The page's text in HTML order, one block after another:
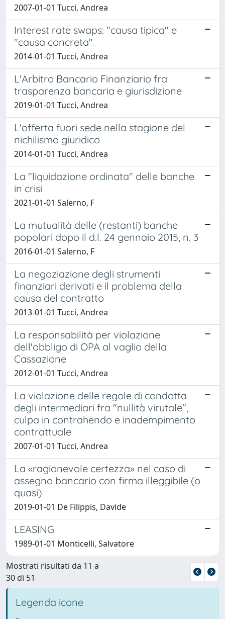
2007-01-01 Tucci, Andrea
Interest rate swaps: "causa tipica" e
"causa concreta"
2014-01-01 Tucci, Andrea
L'Arbitro Bancario Finanziario fra
trasparenza bancaria e giurisdizione
2019-01-01 Tucci, Andrea
L'offerta fuori sede nella stagione del
nichilismo giuridico
2014-01-01 Tucci, Andrea
La "liquidazione ordinata" delle banche
in crisi
2021-01-01 Salerno, F
La mutualità delle (restanti) banche
popolari dopo il d.l. 24 gennaio 2015, n. 3
2016-01-01 Salerno, F
La negoziazione degli strumenti
finanziari derivati e il problema della
causa del contratto
2013-01-01 Tucci, Andrea
La responsabilità per violazione
dell'obbligo di OPA al vaglio della
Cassazione
2012-01-01 Tucci, Andrea
La violazione delle regole di condotta
degli intermediari fra "nullità virutale",
culpa in contrahendo e inadempimento
contrattuale
2007-01-01 Tucci, Andrea
La «ragionevole certezza» nel caso di
assegno bancario con firma illeggibile (o
quasi)
2019-01-01 De Filippis, Davide
LEASING
1989-01-01 Monticelli, Salvatore
Mostrati risultati da 11 a
30 di 51
Legenda icone